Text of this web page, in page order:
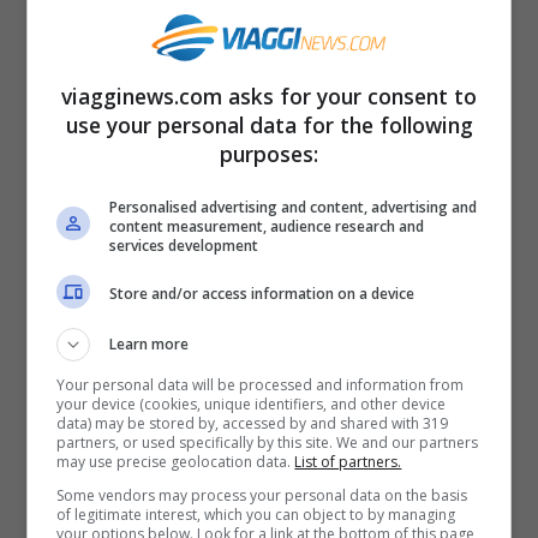
rischio. Le città del belpaese non sono
abituate a questo tipo di temperature e,
soprattutto, non sono pronte.
Allerta meteo: scatta l’allarme in alcune regioni italiane -
viagginews.com
viagginews.com asks for your consent to
use your personal data for the following
purposes:
Personalised advertising and content, advertising and
content measurement, audience research and
services development
Store and/or access information on a device
Learn more
Your personal data will be processed and information from
your device (cookies, unique identifiers, and other device
data) may be stored by, accessed by and shared with 319
partners, or used specifically by this site. We and our partners
may use precise geolocation data. List of partners.
Some vendors may process your personal data on the basis
of legitimate interest, which you can object to by managing
your options below. Look for a link at the bottom of this page